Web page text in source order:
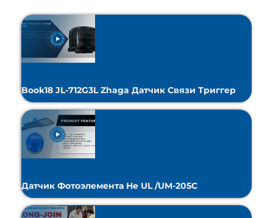
Book18 JL-712G3L Zhaga Датчик Связи Триггер
Датчик Фотоэлемента Не UL /UM-205C